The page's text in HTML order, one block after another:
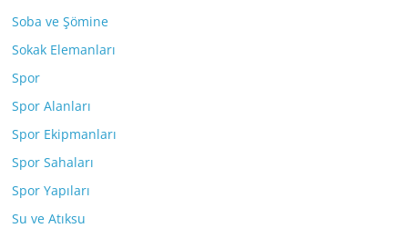
Soba ve Şömine
Sokak Elemanları
Spor
Spor Alanları
Spor Ekipmanları
Spor Sahaları
Spor Yapıları
Su ve Atıksu